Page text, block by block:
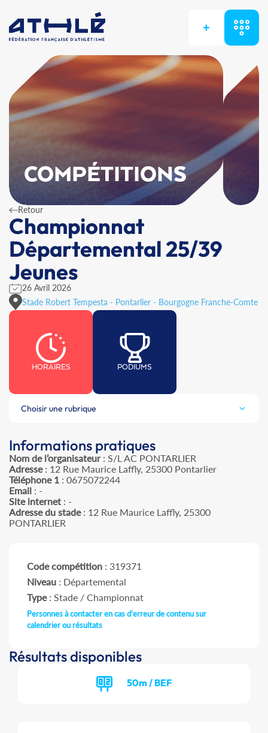
+
COMPÉTITIONS
Retour
Championnat
Départemental 25/39
Jeunes
26 Avril 2026
Stade Robert Tempesta - Pontarlier - Bourgogne Franche-Comte
HORAIRES PODIUMS
Choisir une rubrique
Informations pratiques
Nom de l’organisateur: S/L AC PONTARLIER
Adresse: 12 Rue Maurice Laffly, 25300 Pontarlier
Téléphone 1 : 0675072244
Email : -
Site internet : -
Adresse du stade: 12 Rue Maurice Laffly, 25300
PONTARLIER
Code compétition : 319371
Niveau : Départemental
Type: Stade / Championnat
Personnes à contacter en cas d'erreur de contenu sur
calendrier ou résultats
Résultats disponibles
50m / BEF